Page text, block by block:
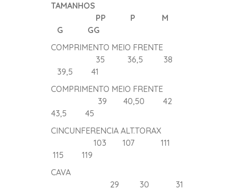
TAMANHOS
PP P M
G GG
COMPRIMENTO MEIO FRENTE
35 36,5 38
39,5 41
COMPRIMENTO MEIO FRENTE
39 40,50 42
43,5 45
CINCUNFERENCIA ALT.TORAX
103 107 111
115 119
CAVA
29 30 31